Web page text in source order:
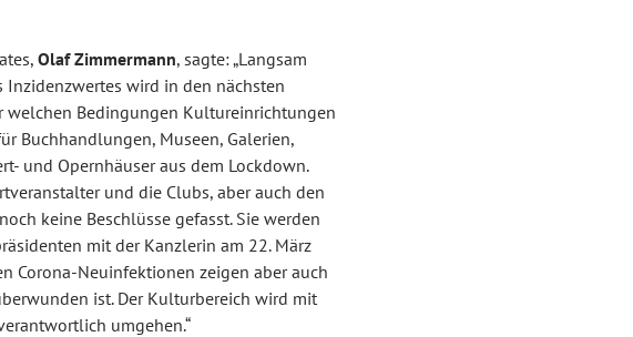
Olaf Zimmermann, sagte: „Langsam
wird in den nächsten
welchen Bedingungen Kultureinrichtungen
Buchhandlungen, Museen, Galerien,
und Opernhäuser aus dem Lockdown.
und die Clubs, aber auch den
keine Beschlüsse gefasst. Sie werden
mit der Kanzlerin am 22. März
Corona-Neuinfektionen zeigen aber auch
ist. Der Kulturbereich wird mit
umgehen.“